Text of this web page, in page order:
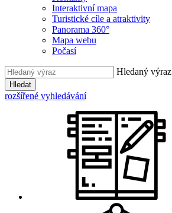
Interaktivní mapa
Turistické cíle a atraktivity
Panorama 360°
Mapa webu
Počasí
Hledaný výraz
Hledat
rozšířené vyhledávání